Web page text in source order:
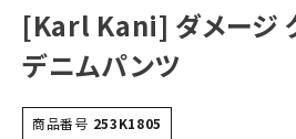
[Karl Kani] ダメージ
デニムパンツ
商品番号 253K1805